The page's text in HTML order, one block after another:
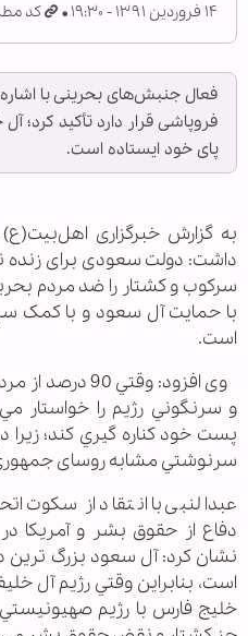
۱۴ فروردین ۱۳۹۱ - ۱۹:۳۰ کد مطلب:
فعال جنبش‌های بحرینی با اشاره
فروپاشی قرار دارد تأکید کرد؛
پای خود ایستاده است.
به گزارش خبرگزاری اهل‌بیت(ع)
داشت: دولت سعودی برای زنده
سركوب و كشتار را ضد مردم
با حمایت آل سعود و با کمک
است.
وی افزود: وقتي
و سرنگوني رژيم را خواستار
پست خود كناره گيري كند؛ زیرا
سرنوشتي مشابه روسای
عبدالنبی با انتقاد از سکوت
دفاع از حقوق بشر و آمريكا
نشان كرد: آل سعود بزرگ
است، بنابراين وقتي رژيم آل
خليج فارس با رژيم